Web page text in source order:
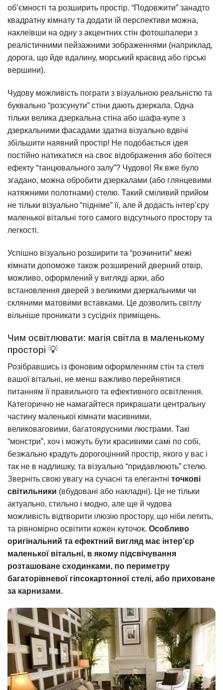
об’ємності та розширить простір. “Подовжити” занадто
квадратну кімнату та додати їй перспективи можна,
наклеївши на одну з акцентних стін фотошпалери з
реалістичними пейзажними зображеннями (наприклад,
дорога, що йде вдалину, морський краєвид або гірські
вершини).
Чудову можливість пограти з візуальною реальністю та
буквально “розсунути” стіни дають дзеркала. Одна
тільки велика дзеркальна стіна або шафа-купе з
дзеркальними фасадами здатна візуально вдвічі
збільшити наявний простір! Не подобається ідея
постійно натикатися на своє відображення або боїтеся
ефекту “танцювального залу”? Чудово! Як вже було
згадано, можна обробити дзеркалами (або глянцевими
натяжними полотнами) стелю. Такий сміливий прийом
не тільки візуально “підніме” її, але й додасть інтер’єру
маленької вітальні того самого відсутнього простору та
легкості.
Успішно візуально розширити та “розчинити” межі
кімнати допоможе також розширений дверний отвір,
можливо, оформлений у вигляді арки, або
встановлення дверей з великими дзеркальними чи
скляними матовими вставками. Це дозволить світлу
вільніше проникати з сусідніх приміщень.
Чим освітлювати: магія світла в маленькому
просторі 💡
Розібравшись із фоновим оформленням стін та стелі
вашої вітальні, не менш важливо перейнятися
питанням її правильного та ефективного освітлення.
Категорично не намагайтеся прикрашати центральну
частину маленької кімнати масивними,
великоваговими, багатоярусними люстрами. Такі
“монстри”, хоч і можуть бути красивими самі по собі,
безжально крадуть дорогоцінний простір, якого у вас і
так не в надлишку, та візуально “придавлюють” стелю.
Зверніть свою увагу на сучасні та елегантні точкові
світильники (вбудовані або накладні). Це не тільки
актуально, стильно і модно, але ще й чудова
можливість відтворити ілюзію простору, що ніби летить,
та рівномірно освітити кожен куточок. Особливо
оригінальний та ефектний вигляд має інтер’єр
маленької вітальні, в якому підсвічування
розташоване сходинками, по периметру
багаторівневої гіпсокартонної стелі, або приховане
за карнизами.